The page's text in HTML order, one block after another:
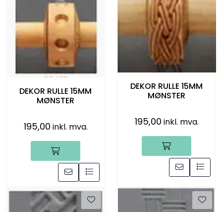
DEKOR RULLE 15MM
MØNSTER
195,00 inkl. mva.
DEKOR RULLE 15MM
MØNSTER
195,00 inkl. mva.